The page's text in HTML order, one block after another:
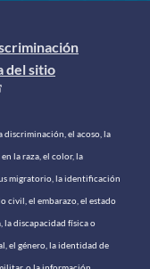
del sitio
el acoso, la
la raza, el color, la
migratorio, la identificación
civil, el embarazo, el estado
la discapacidad física o
el género, la identidad de